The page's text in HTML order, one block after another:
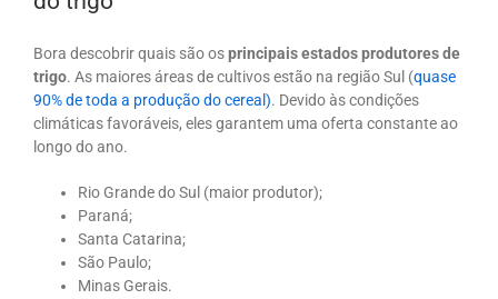
Bora descobrir quais são osprincipais estados produtores de
trigo. As maiores áreas de cultivos estão na região Sul (quase
90% de toda a produção do cereal). Devido às condições
climáticas favoráveis, eles garantem uma oferta constante ao
longo do ano.
Rio Grande do Sul (maior produtor);
Paraná;
Santa Catarina;
São Paulo;
Minas Gerais.